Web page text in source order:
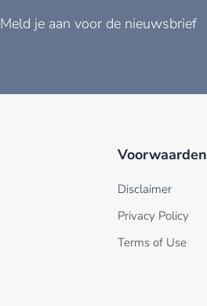
Meld je aan voor de nieuwsbrief
Voorwaarden
Disclaimer
Privacy Policy
Terms of Use